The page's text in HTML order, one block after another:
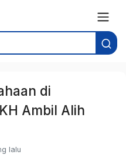
di
Ambil Alih
lalu